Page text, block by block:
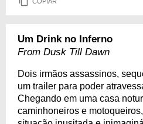
Um Drink no Inferno
From Dusk Till Dawn
Dois irmãos assassinos,
um trailer para poder
Chegando em uma casa
caminhoneiros e